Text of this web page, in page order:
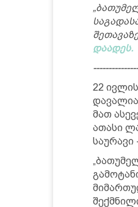
დაადეს.
22
მათ
ათასი
საურავი